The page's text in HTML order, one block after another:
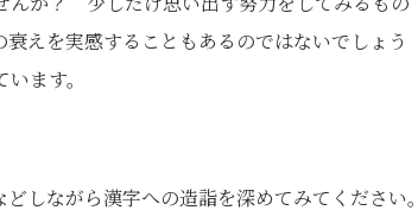
えを実感することもあるのではないでしょう
ます。
しながら漢字への造詣を深めてみてください。